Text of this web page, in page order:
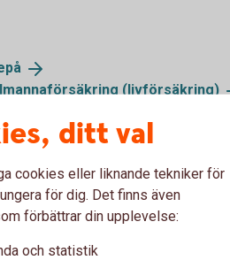
(livförsäkring)
ditt val
cookies eller liknande tekniker för
för dig. Det finns även
förbättrar din upplevelse:
och statistik